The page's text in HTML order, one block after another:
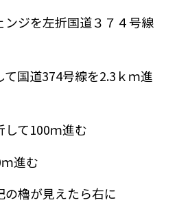
ジを左折国道３７４号線
国道374号線を2.3ｋｍ進
して100ｍ進む
進む
櫓が見えたら右に